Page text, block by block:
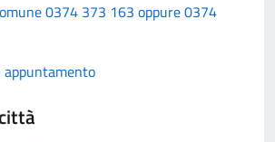
0374 373 163 oppure 0374
appuntamento